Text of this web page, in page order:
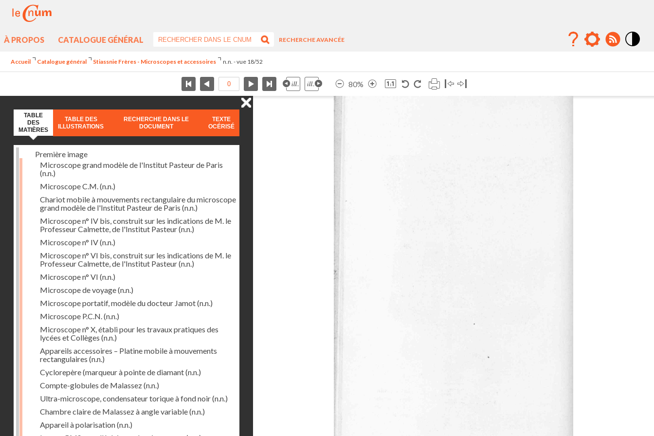
À PROPOS CATALOGUE GÉNÉRAL
RECHERCHE AVANCÉE
Accueil Catalogue général Stiassnie Frères - Microscopes et accessoires n.n. - vue 18/52
80%
TABLE
DES
MATIÈRES
TABLE DES
ILLUSTRATIONS
RECHERCHE DANS LE
DOCUMENT
TEXTE
OCÉRISÉ
Première image
Microscope grand modèle de l'Institut Pasteur de Paris
(n.n.)
Microscope C.M.(n.n.)
Chariot mobile à mouvements rectangulaire du microscope
grand modèle de l'Institut Pasteur de Paris (n.n.)
Microscope n° IV bis, construit sur les indications de M. le
Professeur Calmette, de l'Institut Pasteur(n.n.)
Microscope n° IV(n.n.)
Microscope n° VI bis, construit sur les indications de M. le
Professeur Calmette, de l'Institut Pasteur(n.n.)
Microscope n° VI (n.n.)
Microscope de voyage(n.n.)
Microscope portatif, modèle du docteur Jamot(n.n.)
Microscope P.C.N.(n.n.)
Microscope n° X, établi pour les travaux pratiques des
lycées et Collèges (n.n.)
Appareils accessoires – Platine mobile à mouvements
rectangulaires (n.n.)
Cyclorepère (marqueur à pointe de diamant(n.n.)
Compte-globules de Malassez(n.n.)
Ultra-microscope, condensateur torique à fond noir(n.n.)
Chambre claire de Malassez à angle variable(n.n.)
Appareil à polarisation(n.n.)